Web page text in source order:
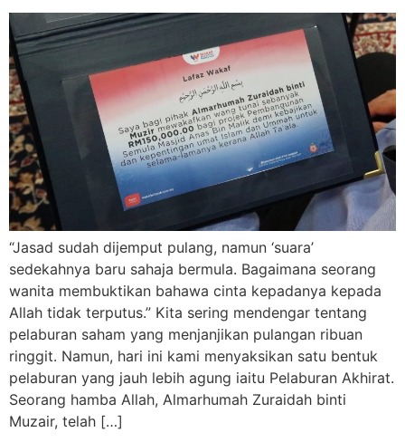
“Jasad sudah dijemput pulang, namun ‘suara’
sedekahnya baru sahaja bermula. Bagaimana seorang
wanita membuktikan bahawa cinta kepadanya kepada
Allah tidak terputus.” Kita sering mendengar tentang
pelaburan saham yang menjanjikan pulangan ribuan
ringgit. Namun, hari ini kami menyaksikan satu bentuk
pelaburan yang jauh lebih agung iaitu Pelaburan Akhirat.
Seorang hamba Allah, Almarhumah Zuraidah binti
Muzair, telah […]